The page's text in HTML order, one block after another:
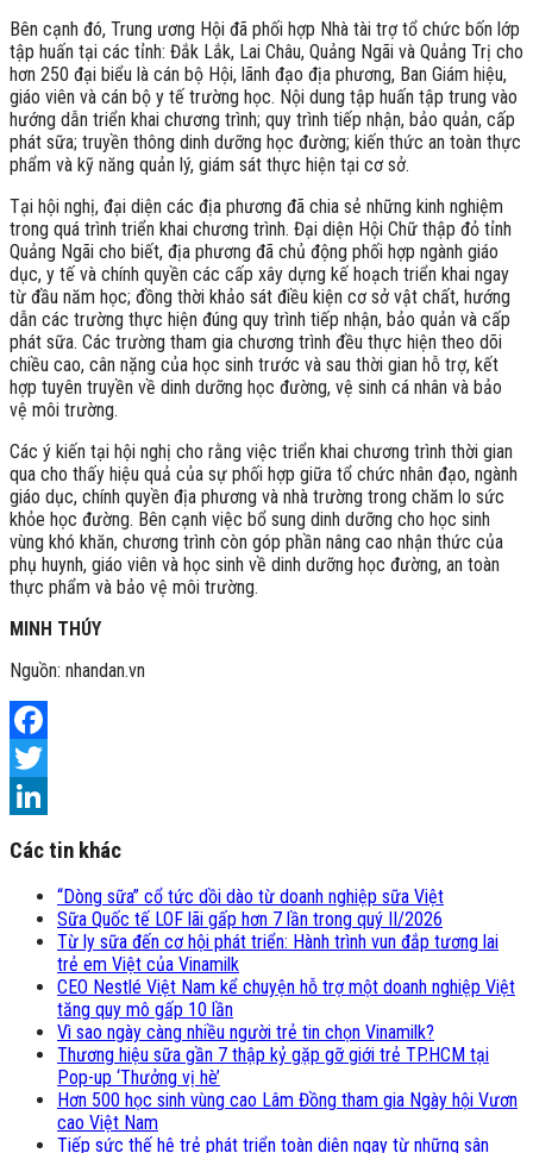
Bên cạnh đó, Trung ương Hội đã phối hợp Nhà tài trợ tổ chức bốn lớp
tập huấn tại các tỉnh: Đắk Lắk, Lai Châu, Quảng Ngãi và Quảng Trị cho
hơn 250 đại biểu là cán bộ Hội, lãnh đạo địa phương, Ban Giám hiệu,
giáo viên và cán bộ y tế trường học. Nội dung tập huấn tập trung vào
hướng dẫn triển khai chương trình; quy trình tiếp nhận, bảo quản, cấp
phát sữa; truyền thông dinh dưỡng học đường; kiến thức an toàn thực
phẩm và kỹ năng quản lý, giám sát thực hiện tại cơ sở.
Tại hội nghị, đại diện các địa phương đã chia sẻ những kinh nghiệm
trong quá trình triển khai chương trình. Đại diện Hội Chữ thập đỏ tỉnh
Quảng Ngãi cho biết, địa phương đã chủ động phối hợp ngành giáo
dục, y tế và chính quyền các cấp xây dựng kế hoạch triển khai ngay
từ đầu năm học; đồng thời khảo sát điều kiện cơ sở vật chất, hướng
dẫn các trường thực hiện đúng quy trình tiếp nhận, bảo quản và cấp
phát sữa. Các trường tham gia chương trình đều thực hiện theo dõi
chiều cao, cân nặng của học sinh trước và sau thời gian hỗ trợ, kết
hợp tuyên truyền về dinh dưỡng học đường, vệ sinh cá nhân và bảo
vệ môi trường.
Các ý kiến tại hội nghị cho rằng việc triển khai chương trình thời gian
qua cho thấy hiệu quả của sự phối hợp giữa tổ chức nhân đạo, ngành
giáo dục, chính quyền địa phương và nhà trường trong chăm lo sức
khỏe học đường. Bên cạnh việc bổ sung dinh dưỡng cho học sinh
vùng khó khăn, chương trình còn góp phần nâng cao nhận thức của
phụ huynh, giáo viên và học sinh về dinh dưỡng học đường, an toàn
thực phẩm và bảo vệ môi trường.
MINH THÚY
Nguồn: nhandan.vn
Facebook
Twitter
Các tin khác
“Dòng sữa” cổ tức dồi dào từ doanh nghiệp sữa Việt
Sữa Quốc tế LOF lãi gấp hơn 7 lần trong quý II/2026
Từ ly sữa đến cơ hội phát triển: Hành trình vun đắp tương lai
trẻ em Việt của Vinamilk
CEO Nestlé Việt Nam kể chuyện hỗ trợ một doanh nghiệp Việt
tăng quy mô gấp 10 lần
Vì sao ngày càng nhiều người trẻ tin chọn Vinamilk?
Thương hiệu sữa gần 7 thập kỷ gặp gỡ giới trẻ TP.HCM tại
Pop-up ‘Thưởng vị hè’
Hơn 500 học sinh vùng cao Lâm Đồng tham gia Ngày hội Vươn
cao Việt Nam
Tiếp sức thế hệ trẻ phát triển toàn diện ngay từ những sân